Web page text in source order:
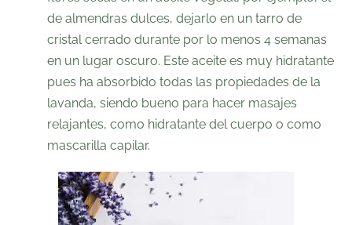
de almendras dulces, dejarlo en un tarro de
cristal cerrado durante por lo menos 4 semanas
en un lugar oscuro. Este aceite es muy hidratante
pues ha absorbido todas las propiedades de la
lavanda, siendo bueno para hacer masajes
relajantes, como hidratante del cuerpo o como
mascarilla capilar.